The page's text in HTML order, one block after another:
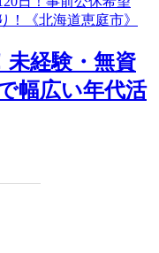
未経験・無資
幅広い年代活